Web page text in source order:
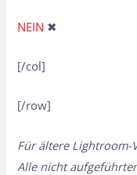
NEIN ✖
[/col]
[/row]
Für ältere Lightroom-
Alle nicht